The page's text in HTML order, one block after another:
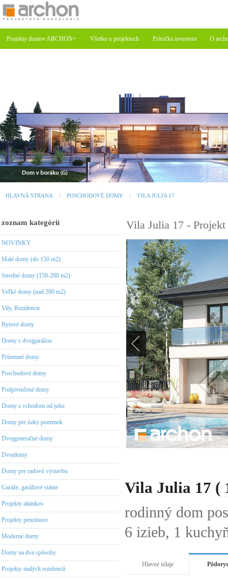
Projekty domov ARCHON+ Všetko o projektoch Príručka investora O
HLAVNÁ STRANA POSCHODOVÉ DOMY VILA JULIA 17
zoznam kategórií
NOVINKY
Malé domy (do 150 m2)
Stredné domy (150-200 m2)
Veľké domy (nad 200 m2)
Vily, Rezidencie
Bytové domy
Domy s dvojgarážou
Prízemné domy
Poschodové domy
Podpivničené domy
Domy s vchodom od juhu
Domy pre úzky pozemok
Dvojgeneračné domy
Dvojdomy
Domy pre radovú výstavbu
Garáže, garážové stánie
Projekty altánkov
Projekty penziónov
Moderné domy
Domy na dva spôsoby
Projekty malých rezidencií
Vila Julia 17 -
Vila Julia 17 (
rodinný dom
6 izieb, 1
Hlavné údaje